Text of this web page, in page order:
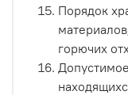
Порядок
горючих